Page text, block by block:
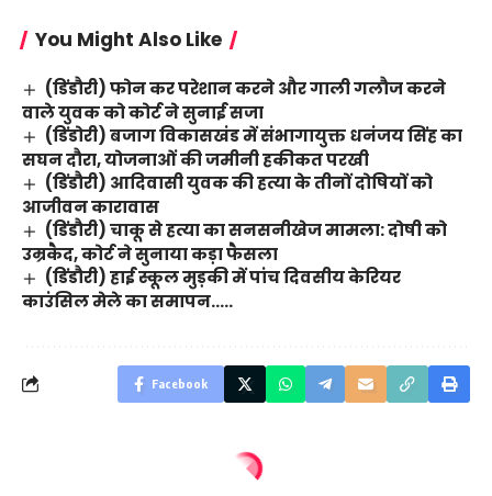
You Might Also Like
(डिंडौरी) फोन कर परेशान करने और गाली गलौज करने
वाले युवक को कोर्ट ने सुनाई सजा
(डिंडोरी) बजाग विकासखंड में संभागायुक्त धनंजय सिंह का
सघन दौरा, योजनाओं की जमीनी हकीकत परखी
(डिंडौरी) आदिवासी युवक की हत्या के तीनों दोषियों को
आजीवन कारावास
(डिंडौरी) चाकू से हत्या का सनसनीखेज मामला: दोषी को
उम्रकैद, कोर्ट ने सुनाया कड़ा फैसला
(डिंडौरी) हाई स्कूल मुड़की में पांच दिवसीय केरियर
काउंसिल मेले का समापन…..
Facebook